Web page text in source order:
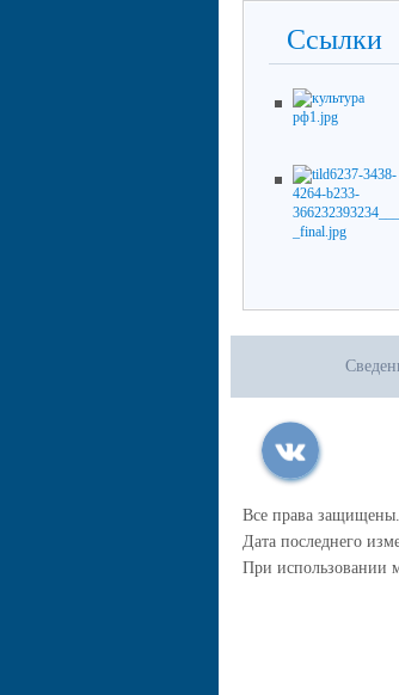
Ссылки
Все права защищены.
Дата последнего
При использовании